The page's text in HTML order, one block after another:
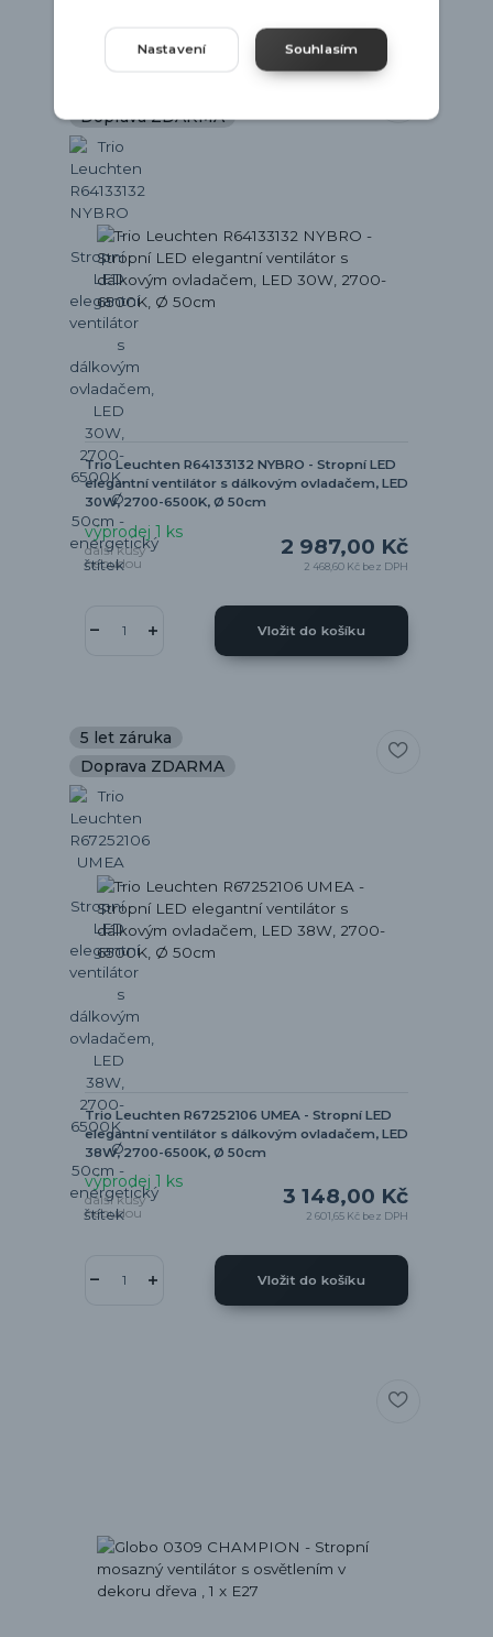
Doprava ZDARMA
Trio Leuchten R64133132 NYBRO - Stropní LED
elegantní ventilátor s dálkovým ovladačem, LED
30W, 2700-6500K, Ø 50cm
2 987,00 Kč
2 468,60 Kč bez DPH
výprodej 1 ks
další kusy
nebudou
Vložit do košíku
5 let záruka
Doprava ZDARMA
Trio Leuchten R67252106 UMEA - Stropní LED
elegantní ventilátor s dálkovým ovladačem, LED
38W, 2700-6500K, Ø 50cm
3 148,00 Kč
2 601,65 Kč bez DPH
výprodej 1 ks
další kusy
nebudou
Vložit do košíku
Nastavení Souhlasím